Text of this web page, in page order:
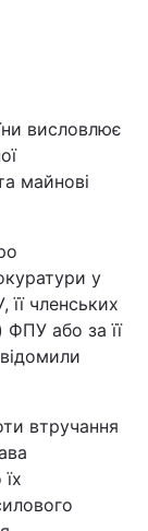
висловлює
майнові
у
її членських
ФПУ або за її
втручання